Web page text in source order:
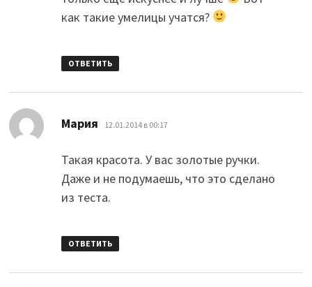
как такие умелицы учатся?
ОТВЕТИТЬ
Мария 12.01.2014 в 00:17
Такая красота. У вас золотые ручки.
Даже и не подумаешь, что это сделано
из теста.
ОТВЕТИТЬ